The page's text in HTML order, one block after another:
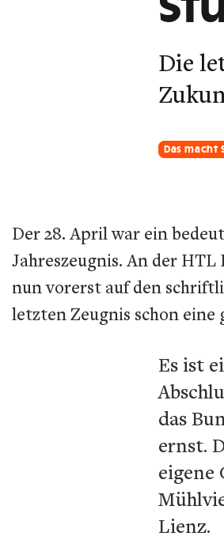
Die
Das macht
Der 28. April war ein
Jahreszeugnis. An der
nun vorerst auf den
letzten Zeugnis schon
Es ist
das
ernst.
eigene
Lienz.